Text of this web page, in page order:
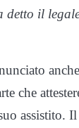
detto il
che
assistito.